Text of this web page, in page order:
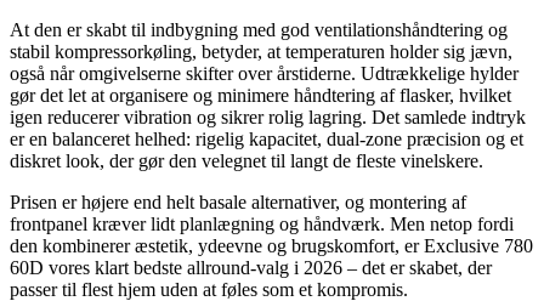
At den er skabt til indbygning med god ventilationshåndtering og
stabil kompressorkøling, betyder, at temperaturen holder sig jævn,
også når omgivelserne skifter over årstiderne. Udtrækkelige hylder
gør det let at organisere og minimere håndtering af flasker, hvilket
igen reducerer vibration og sikrer rolig lagring. Det samlede indtryk
er en balanceret helhed: rigelig kapacitet, dual-zone præcision og et
diskret look, der gør den velegnet til langt de fleste vinelskere.
Prisen er højere end helt basale alternativer, og montering af
frontpanel kræver lidt planlægning og håndværk. Men netop fordi
den kombinerer æstetik, ydeevne og brugskomfort, er Exclusive 780
60D vores klart bedste allround-valg i 2026 – det er skabet, der
passer til flest hjem uden at føles som et kompromis.